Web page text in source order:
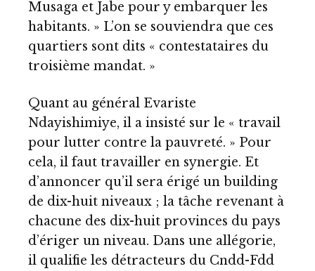
Musaga et Jabe pour y embarquer les
habitants. » L’on se souviendra que ces
quartiers sont dits « contestataires du
troisième mandat. »
Quant au général Evariste
Ndayishimiye, il a insisté sur le « travail
pour lutter contre la pauvreté. » Pour
cela, il faut travailler en synergie. Et
d’annoncer qu’il sera érigé un building
de dix-huit niveaux ; la tâche revenant à
chacune des dix-huit provinces du pays
d’ériger un niveau. Dans une allégorie,
il qualifie les détracteurs du Cndd-Fdd